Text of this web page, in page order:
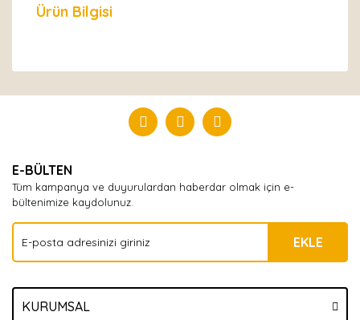
Ürün Bilgisi
Yorum Yaz
E-BÜLTEN
Tüm kampanya ve duyurulardan haberdar olmak için e-
bültenimize kaydolunuz.
EKLE
KURUMSAL